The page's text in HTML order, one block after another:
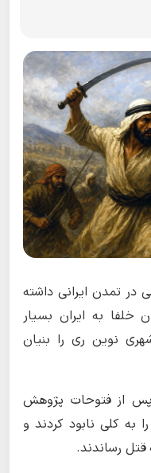
در تمدن ایرانی داشته
به ایران بسیار
نوین ری را بنیان
پس از فتوحات پژوهش
به کلی نابود کردند و
رساندند.